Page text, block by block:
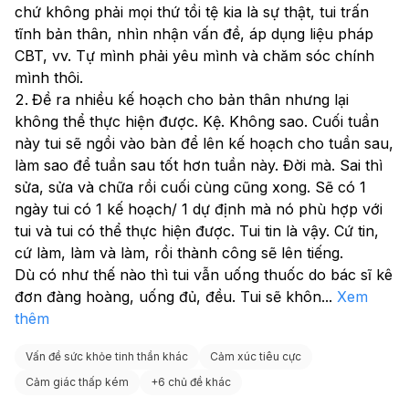
dao động nước là bình thường. Gợi ý 1 ngày dễ áp
dụng:
Sáng: yến mạch + 1–2 trứng + 1 trái cây ít ngọt
Trưa: 1 chén cơm nhỏ + thịt/cá/đậu hũ + nhiều rau
Tối: salad/rau luộc + đạm nạc, nếu đói thêm 1 ít khoai
hoặc 1/2 chén cơm Nếu bạn muốn, tôi có thể lên cho
bạn thực đơn giảm cân 7 ngày kiểu văn phòng, dễ làm
và dễ theo.
chứ không phải mọi thứ tồi tệ kia là sự thật, tui trấn
tĩnh bản thân, nhìn nhận vấn đề, áp dụng liệu pháp
CBT, vv. Tự mình phải yêu mình và chăm sóc chính
mình thôi.
Đề ra nhiều kế hoạch cho bản thân nhưng lại
không thể thực hiện được. Kệ. Không sao. Cuối tuần
này tui sẽ ngồi vào bàn để lên kế hoạch cho tuần sau,
làm sao để tuần sau tốt hơn tuần này. Đời mà. Sai thì
sửa, sửa và chữa rồi cuối cùng cũng xong. Sẽ có 1
ngày tui có 1 kế hoạch/ 1 dự định mà nó phù hợp với
tui và tui có thể thực hiện được. Tui tin là vậy. Cứ tin,
cứ làm, làm và làm, rồi thành công sẽ lên tiếng.
Dù có như thế nào thì tui vẫn uống thuốc do bác sĩ kê
đơn đàng hoàng, uống đủ, đều. Tui sẽ khôn... Xem
thêm
Vấn đề sức khỏe tinh thần khác
Cảm xúc tiêu cực
Cảm giác thấp kém
+6 chủ đề khác